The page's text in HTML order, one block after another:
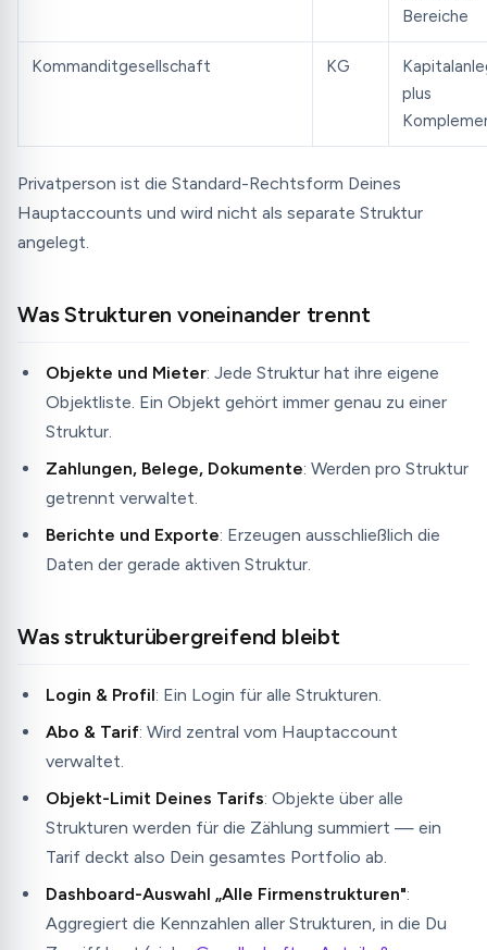
Bereiche
Kommanditgesellschaft KG
plus
Privatperson ist die Standard-Rechtsform Deines
Hauptaccounts und wird nicht als separate Struktur
angelegt.
Was Strukturen voneinander trennt
Objekte und Mieter: Jede Struktur hat ihre eigene
Objektliste. Ein Objekt gehört immer genau zu einer
Struktur.
Zahlungen, Belege, Dokumente: Werden pro Struktur
getrennt verwaltet.
Berichte und Exporte: Erzeugen ausschließlich die
Daten der gerade aktiven Struktur.
Was strukturübergreifend bleibt
Login & Profil: Ein Login für alle Strukturen.
Abo & Tarif: Wird zentral vom Hauptaccount
verwaltet.
Objekt-Limit Deines Tarifs: Objekte über alle
Strukturen werden für die Zählung summiert — ein
Tarif deckt also Dein gesamtes Portfolio ab.
Dashboard-Auswahl „Alle Firmenstrukturen":
Aggregiert die Kennzahlen aller Strukturen, in die Du